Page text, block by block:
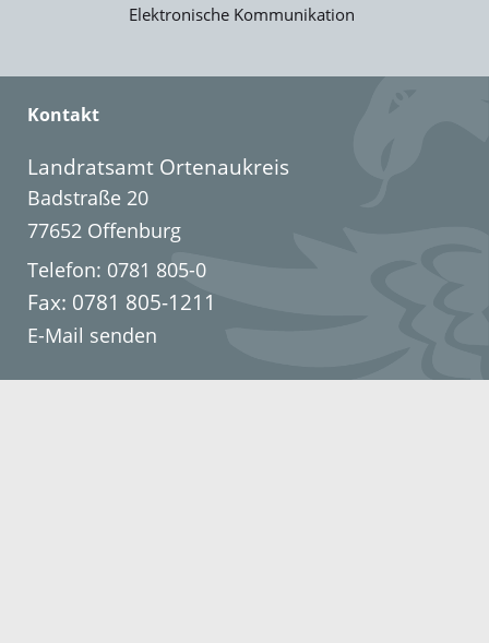
Elektronische Kommunikation
Kontakt
Landratsamt Ortenaukreis
Badstraße 20
77652 Offenburg
Telefon: 0781 805-0
Fax: 0781 805-1211
E-Mail senden